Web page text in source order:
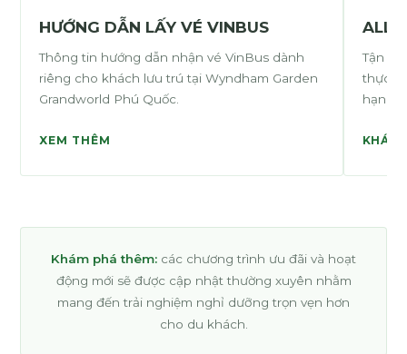
HƯỚNG DẪN LẤY VÉ VINBUS
Thông tin hướng dẫn nhận vé VinBus dành
riêng cho khách lưu trú tại Wyndham Garden
Grandworld Phú Quốc.
XEM THÊM
ALL-
Tận
thực,
hạn.
KHÁM
Khám phá thêm: các chương trình ưu đãi và hoạt
động mới sẽ được cập nhật thường xuyên nhằm
mang đến trải nghiệm nghỉ dưỡng trọn vẹn hơn
cho du khách.